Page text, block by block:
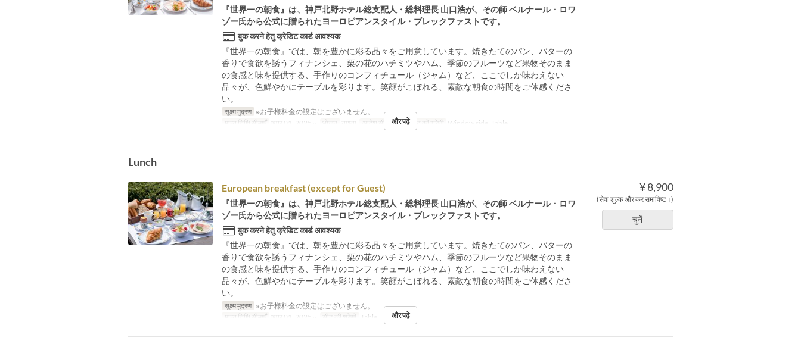
『世界一の朝食』は、神戸北野ホテル総支配人・総料理長 山口浩が、その師 ベルナール・ロワ
ゾー氏から公式に贈られたヨーロピアンスタイル・ブレックファストです。
बुक करने हेतु क्रेडिट कार्ड आवश्यक
『世界一の朝食』では、朝を豊かに彩る品々をご用意しています。焼きたてのパン、バターの
香りで食欲を誘うフィナンシェ、栗の花のハチミツやハム、季節のフルーツなど果物そのまま
の食感と味を提供する、手作りのコンフィチュール（ジャム）など、ここでしか味わえない
品々が、色鮮やかにテーブルを彩ります。笑顔がこぼれる、素敵な朝食の時間をご体感くださ
い。
सूक्ष्म मुद्रण ※お子様料金の設定はございません。
मान्य तिथि सीमाएँ
अप्र 01, 2025 ~ भोजन नाश्ता आदेश सीमा ~ 8 सीट की श्रेणी Window side, Table
और पढ़ें
Lunch
¥ 8,900
(सेवा शुल्क और कर समाविष्ट।)
चुनें
European breakfast (except for Guest)
『世界一の朝食』は、神戸北野ホテル総支配人・総料理長 山口浩が、その師 ベルナール・ロワ
ゾー氏から公式に贈られたヨーロピアンスタイル・ブレックファストです。
बुक करने हेतु क्रेडिट कार्ड आवश्यक
『世界一の朝食』では、朝を豊かに彩る品々をご用意しています。焼きたてのパン、バターの
香りで食欲を誘うフィナンシェ、栗の花のハチミツやハム、季節のフルーツなど果物そのまま
の食感と味を提供する、手作りのコンフィチュール（ジャム）など、ここでしか味わえない
品々が、色鮮やかにテーブルを彩ります。笑顔がこぼれる、素敵な朝食の時間をご体感くださ
い。
सूक्ष्म मुद्रण ※お子様料金の設定はございません。
मान्य तिथि सीमाएँ
अप्र 01, 2025 ~ सीट की श्रेणी Table और पढ़ें